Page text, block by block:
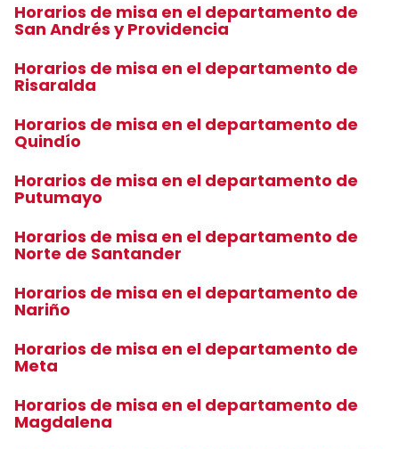
Horarios de misa en el departamento de
San Andrés y Providencia
Horarios de misa en el departamento de
Risaralda
Horarios de misa en el departamento de
Quindío
Horarios de misa en el departamento de
Putumayo
Horarios de misa en el departamento de
Norte de Santander
Horarios de misa en el departamento de
Nariño
Horarios de misa en el departamento de
Meta
Horarios de misa en el departamento de
Magdalena